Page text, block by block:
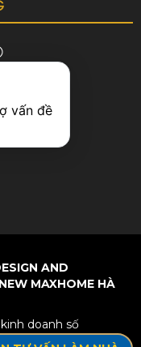
AND
MAXHOME HÀ
doanh số
vấn đề